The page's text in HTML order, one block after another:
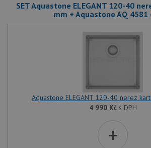
SET Aquastone ELEGANT 120-40
mm + Aquastone AQ 4581
Aquastone ELEGANT 120-40 nerez
4 990 Kčs DPH
+